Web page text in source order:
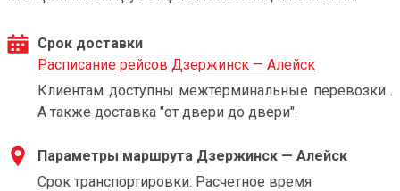
Срок доставки
Расписание рейсов Дзержинск — Алейск
Клиентам доступны межтерминальные перевозки .
А также доставка "от двери до двери".
Параметры маршрута Дзержинск — Алейск
Срок транспортировки: Расчетное время